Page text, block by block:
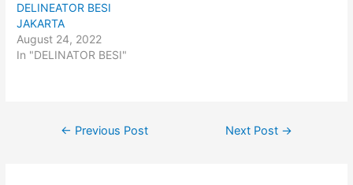
r
(
O
p
e
n
o
O
p
e
w
DELINEATOR BESI
JAKARTA
August 24, 2022
In "DELINATOR BESI"
Post
← Previous Post Next Post →